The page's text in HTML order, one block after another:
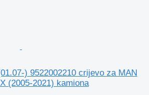
) 9522002210 crijevo za MAN
(2005-2021) kamiona